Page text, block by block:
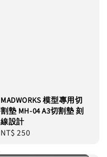
MADWORKS 模型專用切
割墊 MH-04 A3切割墊 刻
線設計
Regular
NT$ 250